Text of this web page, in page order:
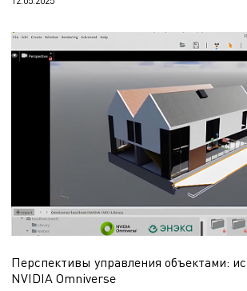
Перспективы управления объектами:
NVIDIA Omniverse